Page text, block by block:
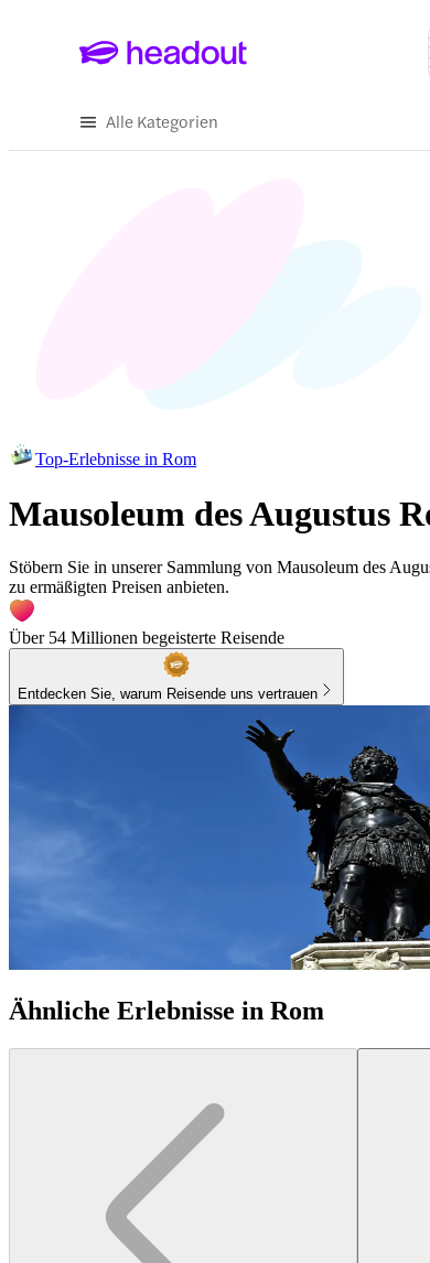
Alle Kategorien
Top-Erlebnisse in Rom
Mausoleum des Augustus
Stöbern Sie in unserer Sammlung von Mausoleum des
zu ermäßigten Preisen anbieten.
Über 54 Millionen begeisterte Reisende
Entdecken Sie, warum Reisende uns vertrauen
Ähnliche Erlebnisse in Rom